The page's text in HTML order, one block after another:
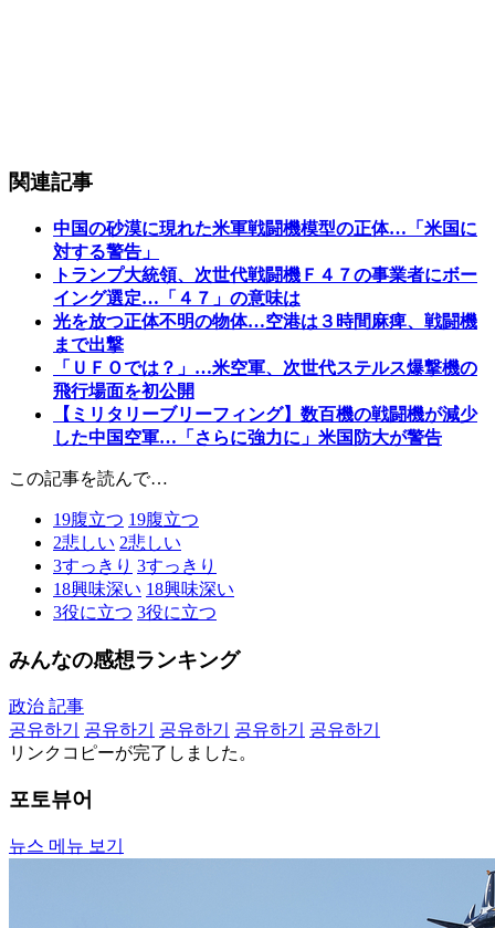
関連記事
中国の砂漠に現れた米軍戦闘機模型の正体…「米国に
対する警告」
トランプ大統領、次世代戦闘機Ｆ４７の事業者にボー
イング選定…「４７」の意味は
光を放つ正体不明の物体…空港は３時間麻痺、戦闘機
まで出撃
「ＵＦＯでは？」…米空軍、次世代ステルス爆撃機の
飛行場面を初公開
【ミリタリーブリーフィング】数百機の戦闘機が減少
した中国空軍…「さらに強力に」米国防大が警告
この記事を読んで…
19腹立つ 19腹立つ
2悲しい 2悲しい
3すっきり 3すっきり
18興味深い 18興味深い
3役に立つ 3役に立つ
みんなの感想ランキング
政治 記事
공유하기
공유하기 공유하기 공유하기
공유하기
リンクコピーが完了しました。
포토뷰어
뉴스 메뉴 보기